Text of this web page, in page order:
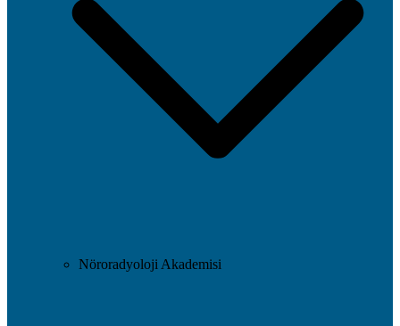
Nöroradyoloji Akademisi